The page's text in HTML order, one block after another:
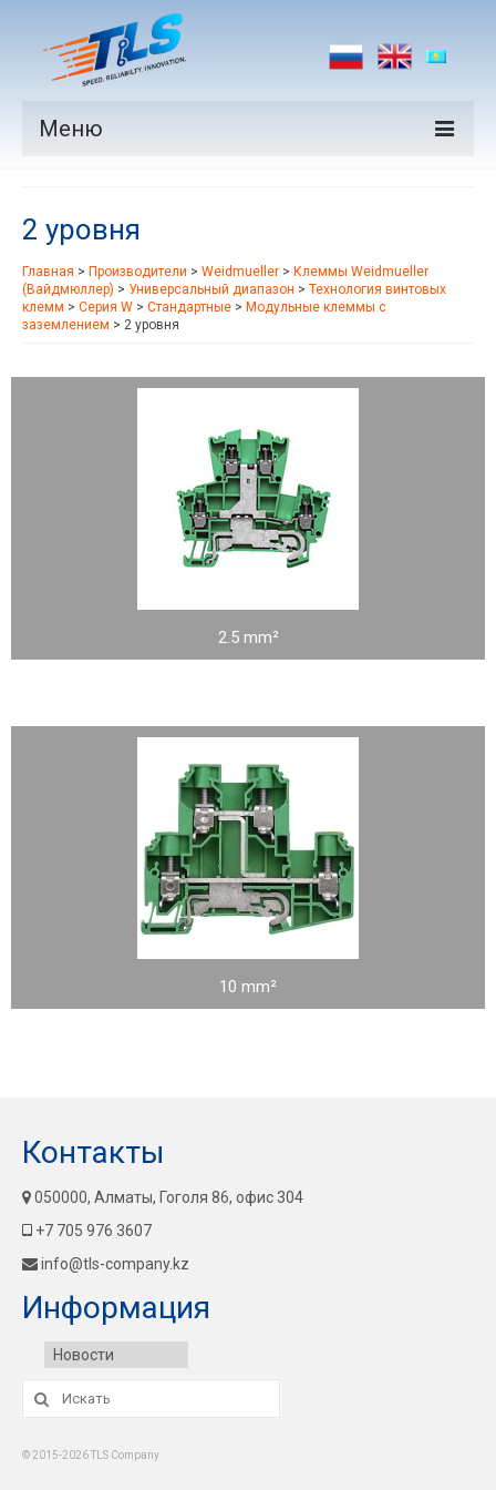
Меню
Производители
Рынки
Новости
2 уровня
Главная > Производители > Weidmueller > Клеммы Weidmueller
(Вайдмюллер) > Универсальный диапазон > Технология винтовых
клемм > Серия W > Стандартные > Модульные клеммы с
заземлением > 2 уровня
2.5 mm²
10 mm²
Контакты
050000, Алматы, Гоголя 86, офис 304
+7 705 976 3607
info@tls-company.kz
Информация
Новости
Искать:
© 2015-2026 TLS Company